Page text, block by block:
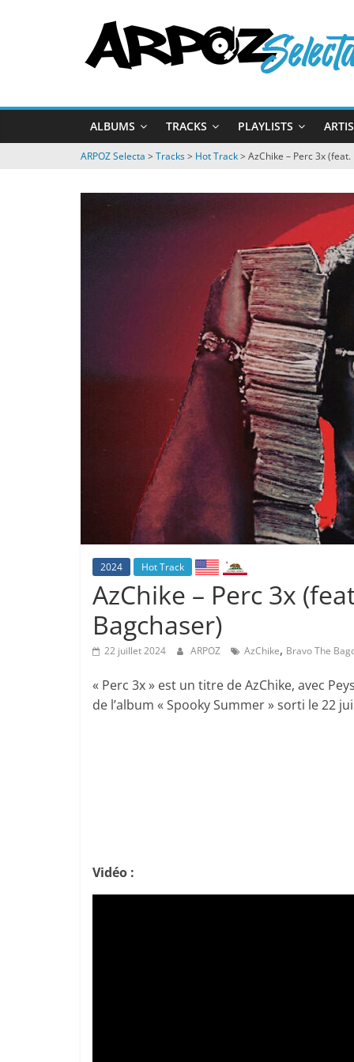
ARPOZ
Selecta
by
ARPOZ
&
ALBUMS TRACKS PLAYLISTS
ARPOZ Selecta > Tracks> Hot Track> AzChike – Perc 3x
2024 Hot Track
AzChike – Perc 3x
Bagchaser)
22 juillet 2024 ARPOZ AzChike, Bravo The
« Perc 3x » est un titre de AzChike, avec
de l’album « Spooky Summer » sorti le 22
Vidéo :